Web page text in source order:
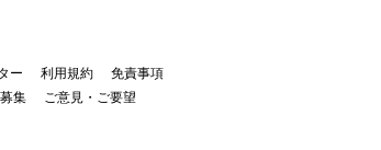
ー 利用規約
免責事項
集
ご意見・ご要望